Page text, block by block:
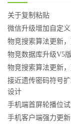
关于复制粘贴
微信升级增加自定
物竞搜索算法更新，
物竞数据库升级V5
物竞搜索算法更新，
接近遗传密码符号
设计
手机端首屏轮播位试
手机客户端强力更